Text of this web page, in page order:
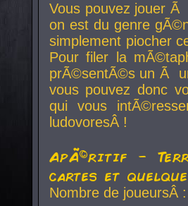
Vous pouvez jouer
on est du genre
simplement piocher
Pour filer la
prÃ©sentÃ©s un Ã
vous pouvez donc
qui vous
ludovoresÂ !
ApÃ©ritif -
cartes et
Nombre de